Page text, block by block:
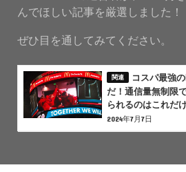
んでほしい記事を厳選しました！
ぜひ目を通してみてください。
コスパ最強
だ！通信量無制限
られるのはこれだ
2024年7月7日